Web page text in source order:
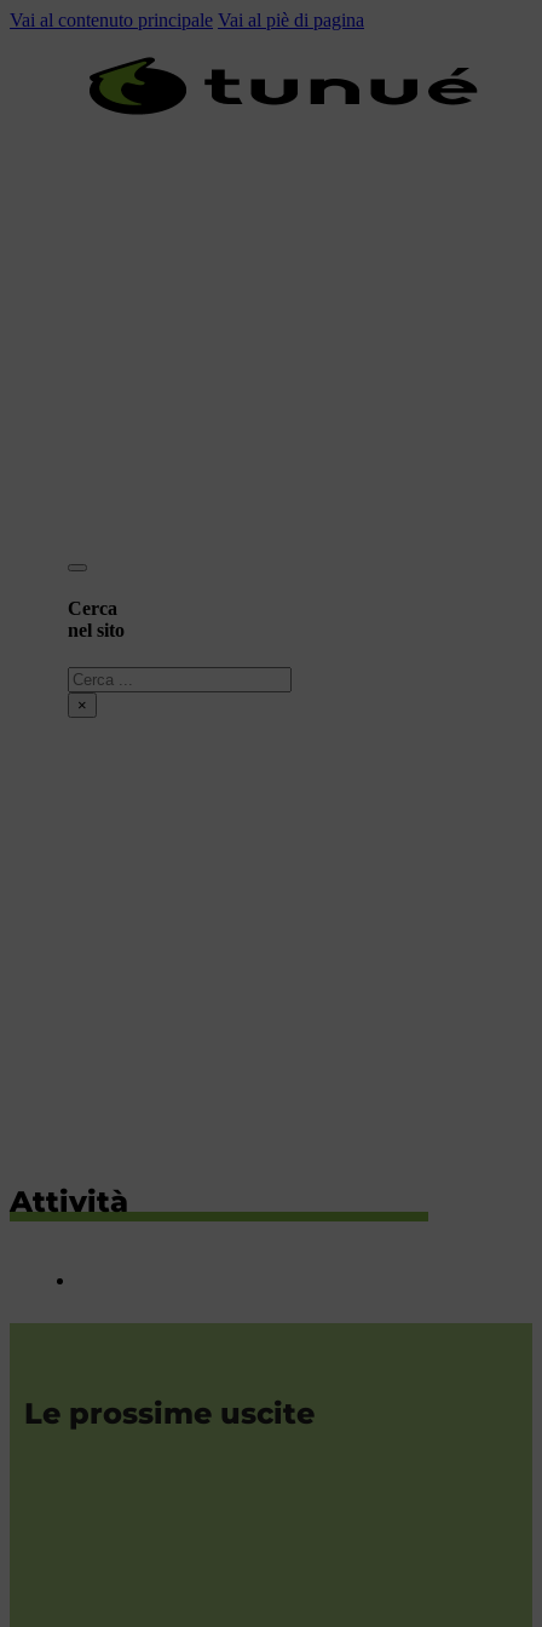
Vai al contenuto principale Vai al piè di pagina
Cerca
nel sito
Cerca
×
Attività
Le prossime uscite